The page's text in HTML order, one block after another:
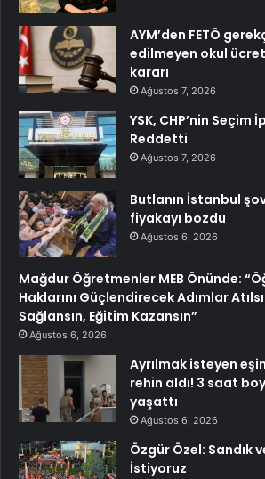
AYM’den FETÖ
edilmeyen okul
kararı
Ağustos 7, 2026
YSK, CHP’nin
Reddetti
Ağustos 7, 2026
Butlanın İstanbul
fiyakayı bozdu
Ağustos 6, 2026
Mağdur Öğretmenler MEB Önünde:
Haklarını Güçlendirecek Adımlar
Sağlansın, Eğitim Kazansın”
Ağustos 6, 2026
Ayrılmak isteyen
rehin aldı! 3 saat
yaşattı
Ağustos 6, 2026
Özgür Özel: Sandık
İstiyoruz